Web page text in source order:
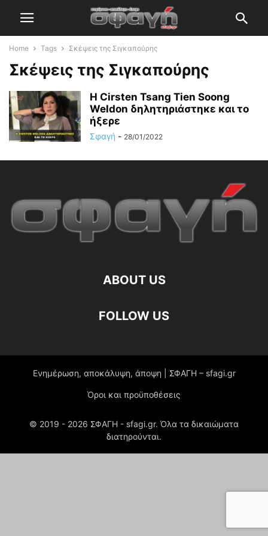
Home Tags Σκέψεις της Σιγκαπούρης
Σκέψεις της Σιγκαπούρης
Η Cirsten Tsang Tien Soong
Weldon δηλητηριάστηκε και το
ήξερε
Σφαγή - 28/01/2022
ABOUT US
FOLLOW US
Ενημέρωση, αποκάλυψη, άποψη | ΣΦΑΓΗ – sfagi.gr
Όροι και προϋποθέσεις
© 2019 - 2026 ΣΦΑΓΗ - sfagi.gr. Όλα τα δικαιώματα
διατηρούνται.